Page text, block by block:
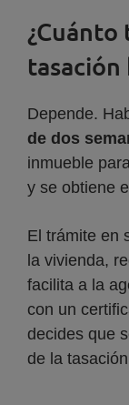
tasación
Depende.
de dos
inmueble
y se obtiene
El trámite en
la vivienda,
facilita a la
con un
decides que
de la